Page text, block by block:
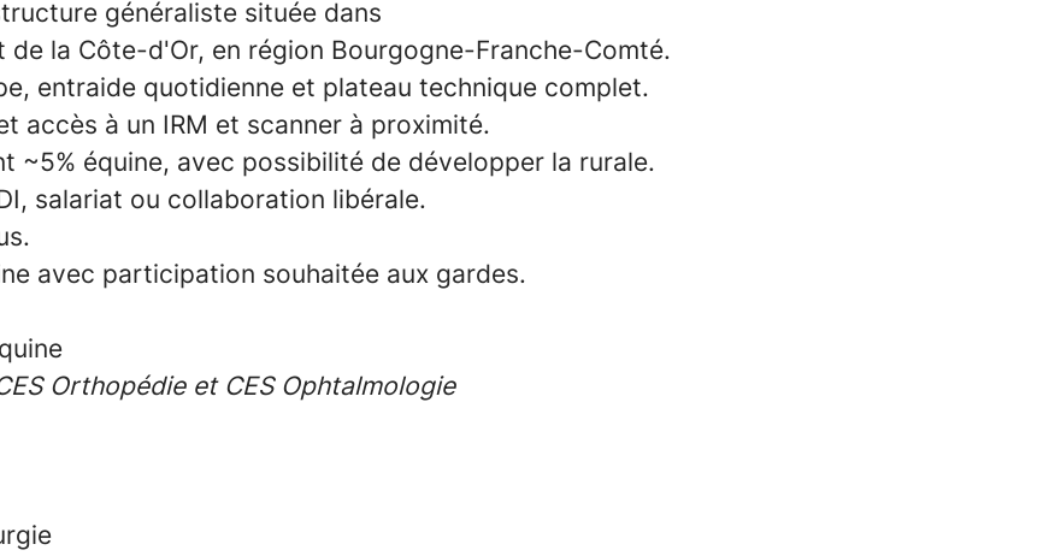
généraliste située dans
la Côte-d'Or, en région Bourgogne-Franche-Comté.
entraide quotidienne et plateau technique complet.
accès à un IRM et scanner à proximité.
~5% équine, avec possibilité de développer la rurale.
salariat ou collaboration libérale.
avec participation souhaitée aux gardes.
Orthopédie et CES Ophtalmologie